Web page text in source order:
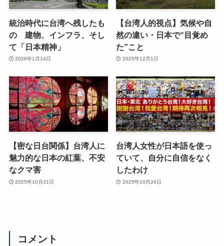
統治時代に台湾へ残したも
の 建物、インフラ、そし
て「日本精神」
2026年1月14日
【台湾人的視点】気候や自
然の違い・日本で“目覚め
た”こと
2025年12月1日
【密な日台関係】台湾人に
魅力的な日本の紅葉、不安
なクマ害
2025年10月31日
台湾人女性が日本語を使っ
ていて、自分に自信をなく
したわけ
2025年10月24日
コメント